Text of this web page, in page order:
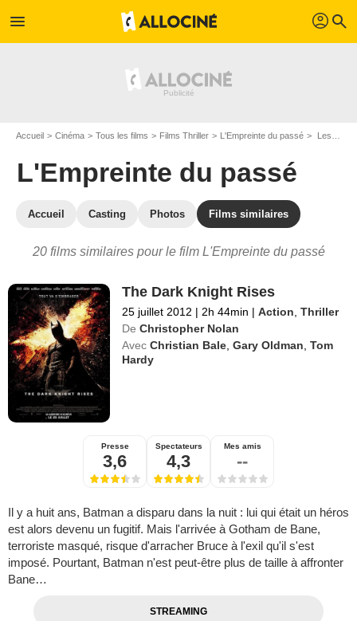
menu profil search
Accueil Cinéma Tous les films Films Thriller L'Empreinte du passé Les films similaires à "L'Empreinte du passé"
L'Empreinte du passé
Accueil Casting Photos Films similaires
20 films similaires pour le film L'Empreinte du passé
The Dark Knight Rises
25 juillet 2012 | 2h 44min | Action ,Thriller
De Christopher Nolan
Avec Christian Bale ,Gary Oldman ,Tom
Hardy
Presse
3,6
Spectateurs
4,3
Mes amis
--
Il y a huit ans, Batman a disparu dans la nuit : lui qui était un héros
est alors devenu un fugitif. Mais l'arrivée à Gotham de Bane,
terroriste masqué, risque d'arracher Bruce à l'exil qu'il s'est
imposé. Pourtant, Batman n'est peut-être plus de taille à affronter
Bane…
STREAMING